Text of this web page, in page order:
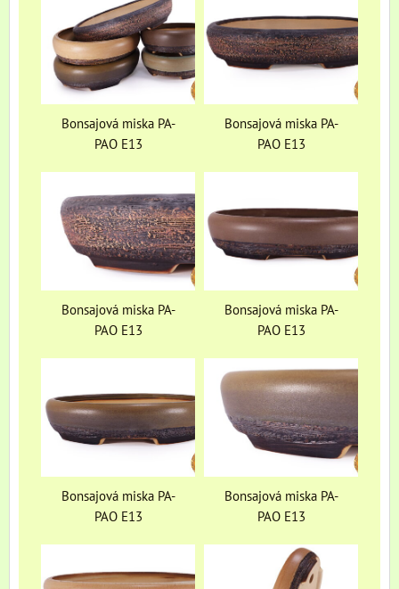
Bonsajová miska PA-
PAO E13
Bonsajová miska PA-
PAO E13
Bonsajová miska PA-
PAO E13
Bonsajová miska PA-
PAO E13
Bonsajová miska PA-
PAO E13
Bonsajová miska PA-
PAO E13